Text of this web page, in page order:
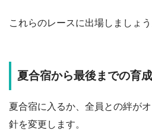
これらのレースに出場しましょう
夏合宿から最後までの育
夏合宿に入るか、全員との絆が
針を変更します。